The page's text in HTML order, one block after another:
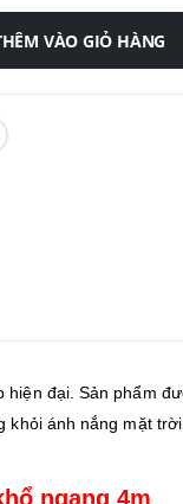
VÀO GIỎ HÀNG
đại. Sản phẩm
khỏi ánh nắng mặt
ngang 4m